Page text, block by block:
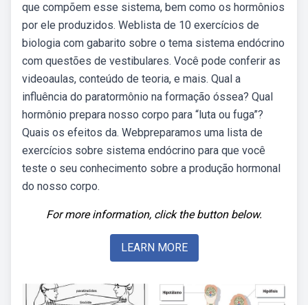
que compõem esse sistema, bem como os hormônios
por ele produzidos. Weblista de 10 exercícios de
biologia com gabarito sobre o tema sistema endócrino
com questões de vestibulares. Você pode conferir as
videoaulas, conteúdo de teoria, e mais. Qual a
influência do paratormônio na formação óssea? Qual
hormônio prepara nosso corpo para “luta ou fuga”?
Quais os efeitos da. Webpreparamos uma lista de
exercícios sobre sistema endócrino para que você
teste o seu conhecimento sobre a produção hormonal
do nosso corpo.
For more information, click the button below.
LEARN MORE